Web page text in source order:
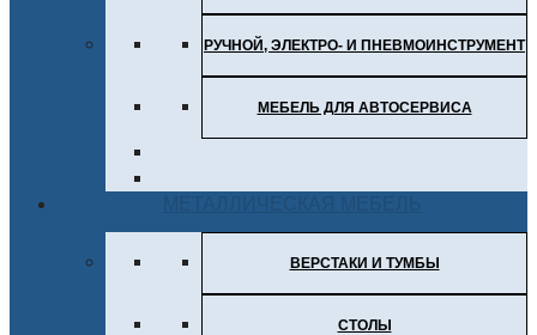
РУЧНОЙ, ЭЛЕКТРО- И ПНЕВМОИНСТРУМЕНТ
МЕБЕЛЬ ДЛЯ АВТОСЕРВИСА
ВЕРСТАКИ И ТУМБЫ
СТОЛЫ